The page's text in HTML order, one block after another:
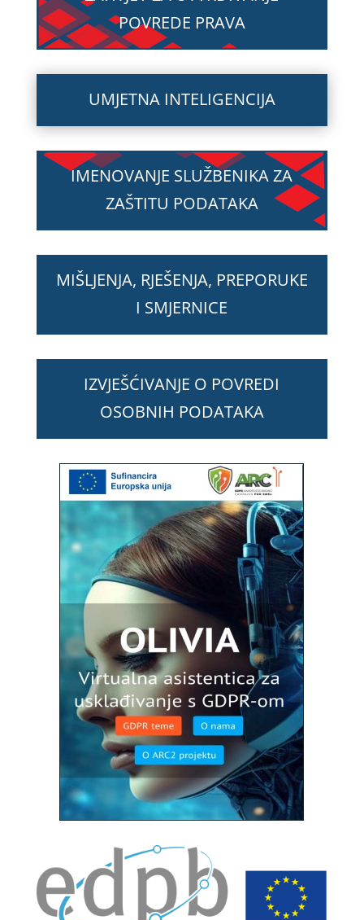
POVREDE PRAVA
UMJETNA INTELIGENCIJA
IMENOVANJE SLUŽBENIKA ZA
ZAŠTITU PODATAKA
MIŠLJENJA, RJEŠENJA, PREPORUKE
I SMJERNICE
IZVJEŠĆIVANJE O POVREDI
OSOBNIH PODATAKA